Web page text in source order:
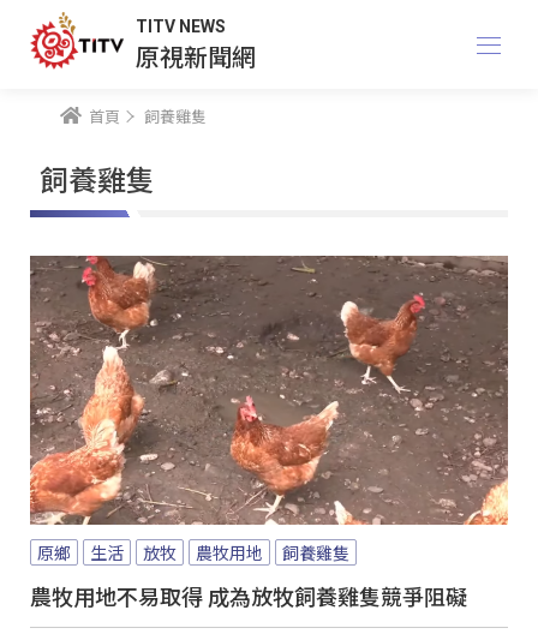
TITV NEWS
原視新聞網
首頁 飼養雞隻
飼養雞隻
原鄉 生活 放牧 農牧用地 飼養雞隻
農牧用地不易取得 成為放牧飼養雞隻競爭阻礙